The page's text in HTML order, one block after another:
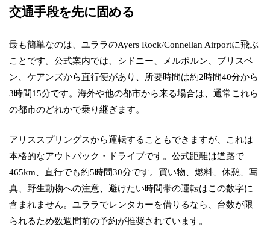
交通手段を先に固める
最も簡単なのは、ユララのAyers Rock/Connellan Airportに飛ぶ
ことです。公式案内では、シドニー、メルボルン、ブリスベ
ン、ケアンズから直行便があり、所要時間は約2時間40分から
3時間15分です。海外や他の都市から来る場合は、通常これら
の都市のどれかで乗り継ぎます。
アリススプリングスから運転することもできますが、これは
本格的なアウトバック・ドライブです。公式距離は道路で
465km、直行でも約5時間30分です。買い物、燃料、休憩、写
真、野生動物への注意、避けたい時間帯の運転はこの数字に
含まれません。ユララでレンタカーを借りるなら、台数が限
られるため数週間前の予約が推奨されています。